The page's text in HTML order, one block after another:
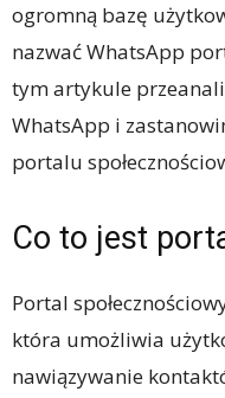
ogromną bazę
nazwać WhatsApp
tym artykule
WhatsApp i
portalu
Co to jest
Portal
która umożliwia
nawiązywanie